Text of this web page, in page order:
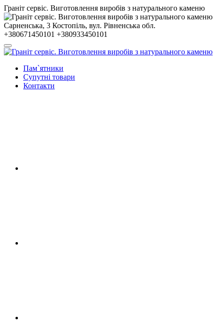
Гранiт сервiс. Виготовлення виробів з натурального каменю
Сарненська, 3 Костопiль, вул. Рiвненська обл.
+380671450101 +380933450101
Пам`ятники
Супутні товари
Контакти